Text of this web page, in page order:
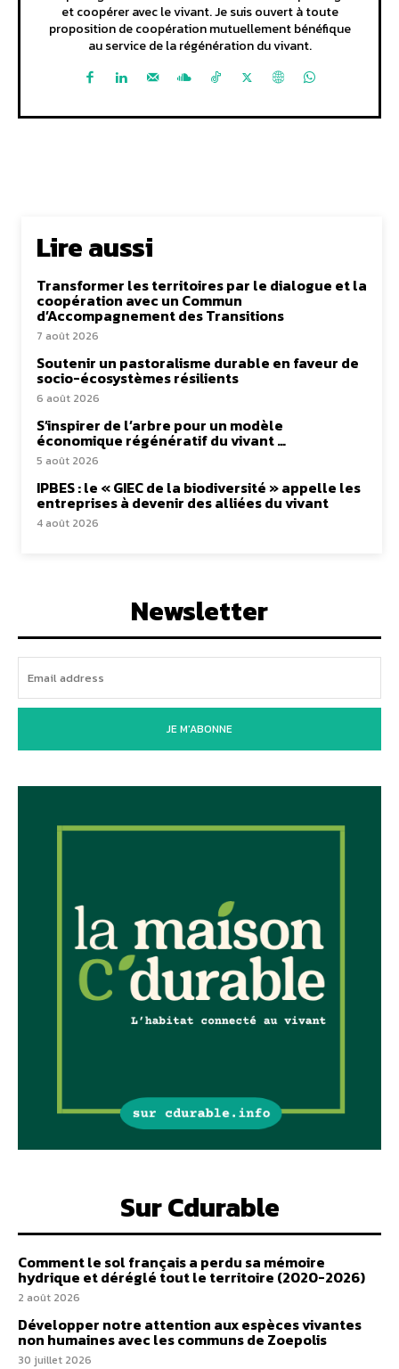
et coopérer avec le vivant. Je suis ouvert à toute
proposition de coopération mutuellement bénéfique
au service de la régénération du vivant.
Lire aussi
Transformer les territoires par le dialogue et la
coopération avec un Commun
d’Accompagnement des Transitions
7 août 2026
Soutenir un pastoralisme durable en faveur de
socio-écosystèmes résilients
6 août 2026
S’inspirer de l’arbre pour un modèle
économique régénératif du vivant …
5 août 2026
IPBES : le « GIEC de la biodiversité » appelle les
entreprises à devenir des alliées du vivant
4 août 2026
Newsletter
JE M'ABONNE
Sur Cdurable
Comment le sol français a perdu sa mémoire
hydrique et déréglé tout le territoire (2020-2026)
2 août 2026
Développer notre attention aux espèces vivantes
non humaines avec les communs de Zoepolis
30 juillet 2026